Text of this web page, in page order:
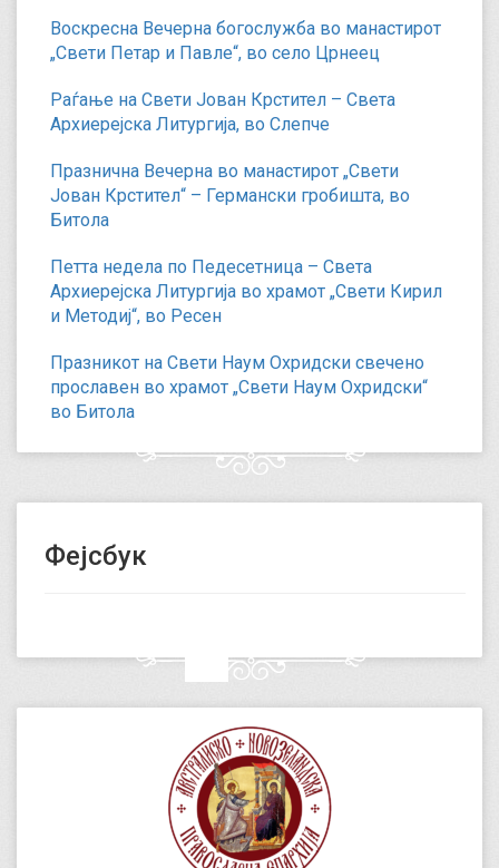
Воскресна Вечерна богослужба во манастирот
„Свети Петар и Павле“, во село Црнеец
Раѓање на Свети Јован Крстител – Света
Архиерејска Литургија, во Слепче
Празнична Вечерна во манастирот „Свети
Јован Крстител“ – Германски гробишта, во
Битола
Петта недела по Педесетница – Света
Архиерејска Литургија во храмот „Свети Кирил
и Методиј“, во Ресен
Празникот на Свети Наум Охридски свечено
прославен во храмот „Свети Наум Охридски“
во Битола
Фејсбук